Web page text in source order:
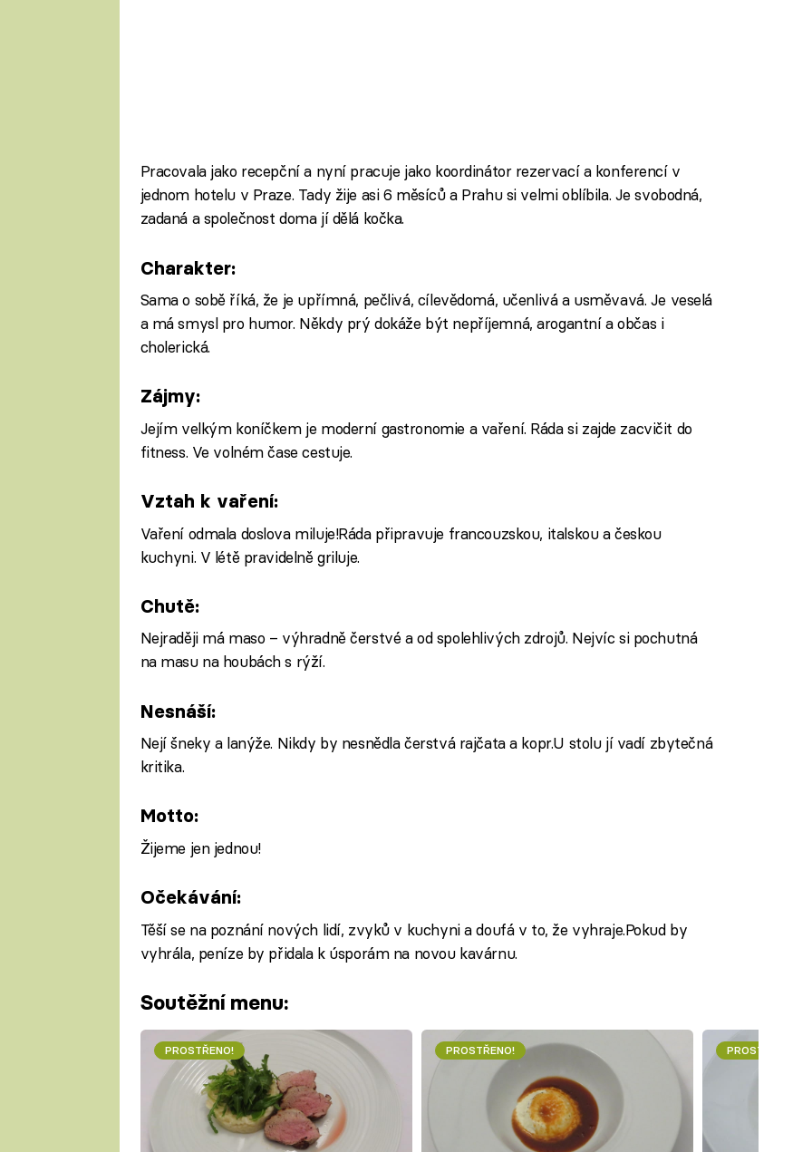
Pracovala jako recepční a nyní pracuje jako koordinátor rezervací a konferencí v
jednom hotelu v Praze. Tady žije asi 6 měsíců a Prahu si velmi oblíbila. Je svobodná,
zadaná a společnost doma jí dělá kočka.
Charakter:
Sama o sobě říká, že je upřímná, pečlivá, cílevědomá, učenlivá a usměvavá. Je veselá
a má smysl pro humor. Někdy prý dokáže být nepříjemná, arogantní a občas i
cholerická.
Zájmy:
Jejím velkým koníčkem je moderní gastronomie a vaření. Ráda si zajde zacvičit do
fitness. Ve volném čase cestuje.
Vztah k vaření:
Vaření odmala doslova miluje!Ráda připravuje francouzskou, italskou a českou
kuchyni. V létě pravidelně griluje.
Chutě:
Nejraději má maso – výhradně čerstvé a od spolehlivých zdrojů. Nejvíc si pochutná
na masu na houbách s rýží.
Nesnáší:
Nejí šneky a lanýže. Nikdy by nesnědla čerstvá rajčata a kopr.U stolu jí vadí zbytečná
kritika.
Motto:
Žijeme jen jednou!
Očekávání:
Těší se na poznání nových lidí, zvyků v kuchyni a doufá v to, že vyhraje.Pokud by
vyhrála, peníze by přidala k úsporám na novou kavárnu.
Soutěžní menu:
PROSTŘENO! PROSTŘENO! PROSTŘENO!